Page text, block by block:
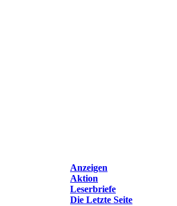
Anzeigen
Aktion
Leserbriefe
Die Letzte Seite